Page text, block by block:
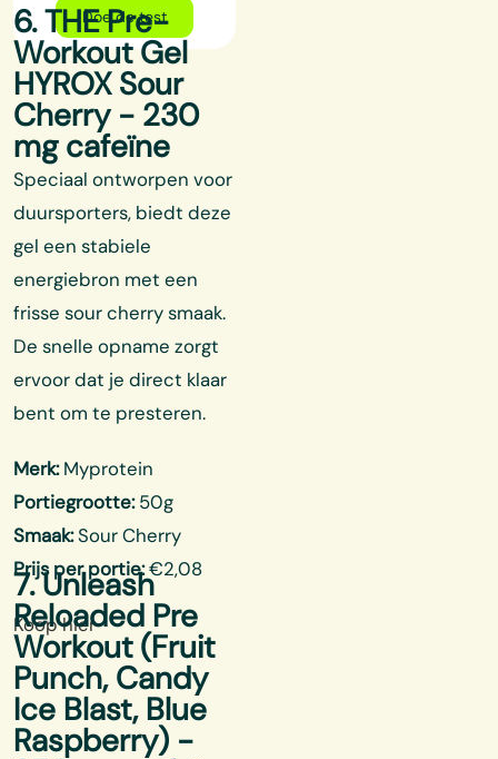
Doe de test
6. THE Pre-
Workout Gel
HYROX Sour
Cherry - 230
mg cafeïne
Speciaal ontworpen voor
duursporters, biedt deze
gel een stabiele
energiebron met een
frisse sour cherry smaak.
De snelle opname zorgt
ervoor dat je direct klaar
bent om te presteren.
Merk:Myprotein
Portiegrootte:50g
Smaak:Sour Cherry
Prijs per portie:€2,08
Koop hier
7. Unleash
Reloaded Pre
Workout (Fruit
Punch, Candy
Ice Blast, Blue
Raspberry) -